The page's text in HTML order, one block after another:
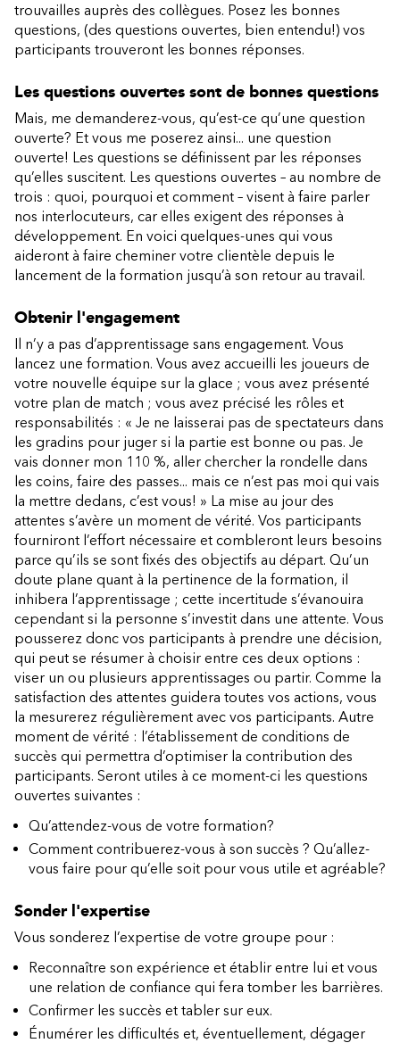
trouvailles auprès des collègues. Posez les bonnes
questions, (des questions ouvertes, bien entendu!) vos
participants trouveront les bonnes réponses.
Les questions ouvertes sont de bonnes questions
Mais, me demanderez-vous, qu’est-ce qu’une question
ouverte? Et vous me poserez ainsi... une question
ouverte! Les questions se définissent par les réponses
qu’elles suscitent. Les questions ouvertes – au nombre de
trois : quoi, pourquoi et comment – visent à faire parler
nos interlocuteurs, car elles exigent des réponses à
développement. En voici quelques-unes qui vous
aideront à faire cheminer votre clientèle depuis le
lancement de la formation jusqu’à son retour au travail.
Obtenir l'engagement
Il n’y a pas d’apprentissage sans engagement. Vous
lancez une formation. Vous avez accueilli les joueurs de
votre nouvelle équipe sur la glace ; vous avez présenté
votre plan de match ; vous avez précisé les rôles et
responsabilités : « Je ne laisserai pas de spectateurs dans
les gradins pour juger si la partie est bonne ou pas. Je
vais donner mon 110 %, aller chercher la rondelle dans
les coins, faire des passes... mais ce n’est pas moi qui vais
la mettre dedans, c’est vous! » La mise au jour des
attentes s’avère un moment de vérité. Vos participants
fourniront l’effort nécessaire et combleront leurs besoins
parce qu’ils se sont fixés des objectifs au départ. Qu’un
doute plane quant à la pertinence de la formation, il
inhibera l’apprentissage ; cette incertitude s’évanouira
cependant si la personne s’investit dans une attente. Vous
pousserez donc vos participants à prendre une décision,
qui peut se résumer à choisir entre ces deux options :
viser un ou plusieurs apprentissages ou partir. Comme la
satisfaction des attentes guidera toutes vos actions, vous
la mesurerez régulièrement avec vos participants. Autre
moment de vérité : l’établissement de conditions de
succès qui permettra d’optimiser la contribution des
participants. Seront utiles à ce moment-ci les questions
ouvertes suivantes :
Qu’attendez-vous de votre formation?
Comment contribuerez-vous à son succès ? Qu’allez-
vous faire pour qu’elle soit pour vous utile et agréable?
Sonder l'expertise
Vous sonderez l’expertise de votre groupe pour :
Reconnaître son expérience et établir entre lui et vous
une relation de confiance qui fera tomber les barrières.
Confirmer les succès et tabler sur eux.
Énumérer les difficultés et, éventuellement, dégager